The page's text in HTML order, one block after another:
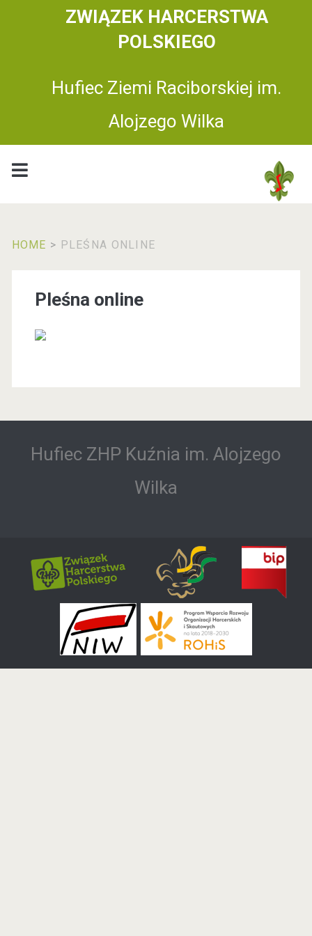
ZWIĄZEK HARCERSTWA
POLSKIEGO
Hufiec Ziemi Raciborskiej im.
Alojzego Wilka
HOME > PLEŚNA ONLINE
Pleśna online
Hufiec ZHP Kuźnia im. Alojzego
Wilka